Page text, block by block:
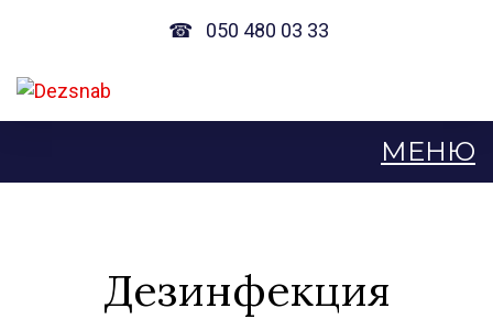
☎ 050 480 03 33
Дезинфекция